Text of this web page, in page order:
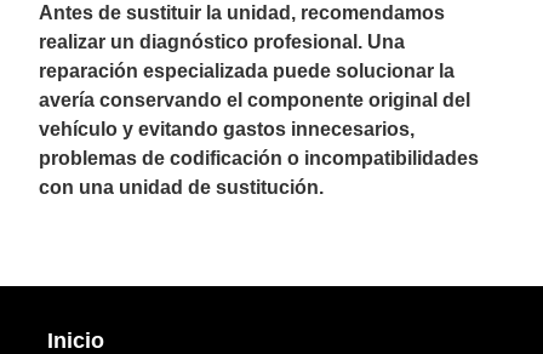
Antes de sustituir la unidad, recomendamos
realizar un diagnóstico profesional. Una
reparación especializada puede solucionar la
avería conservando el componente original del
vehículo y evitando gastos innecesarios,
problemas de codificación o incompatibilidades
con una unidad de sustitución.
Inicio